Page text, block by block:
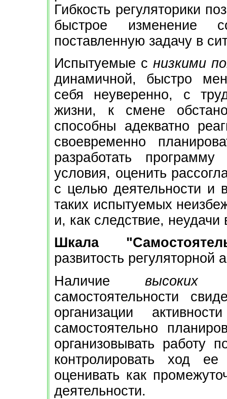
Гибкость регуляторики
быстрое изменение
поставленную задачу в
Испытуемые с низкими
динамичной, быстро
себя неуверенно, с
жизни, к смене
способны адекватно
своевременно
разработать
условия, оценить
с целью деятельности и
таких испытуемых
и, как следствие,
Шкала
развитость регуляторной
Наличие высоких
самостоятельности
организации
самостоятельно
организовывать работу
контролировать ход
оценивать как
деятельности.